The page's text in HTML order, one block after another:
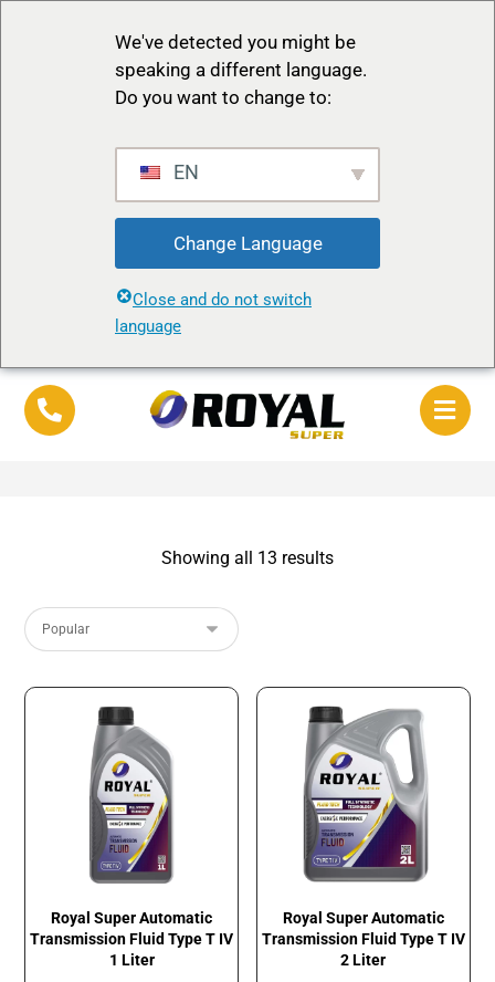
We've detected you might be
speaking a different language.
Do you want to change to:
EN
Change Language
Close and do not switch
language
Showing all 13 results
Royal Super Automatic
Transmission Fluid​ Type T IV
1 Liter
Royal Super Automatic
Transmission Fluid​ Type T IV
2 Liter